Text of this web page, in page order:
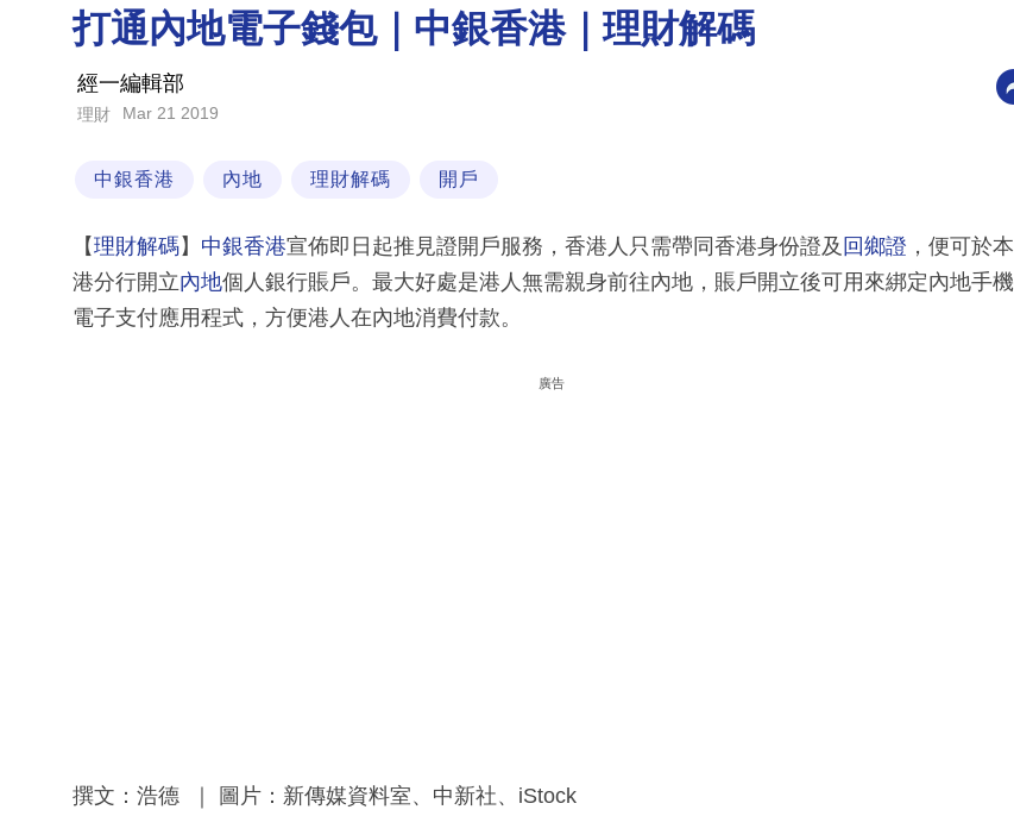
打通內地電子錢包｜中銀香港｜理財解碼
經一編輯部
理財 Mar 21 2019
中銀香港 內地 理財解碼 開戶
【理財解碼】 中銀香港宣佈即日起推見證開戶服務，香港人只需帶同香港身份證及 回鄉證 ，便可於本
港分行開立內地個人銀行賬戶。最大好處是港人無需親身前往內地，賬戶開立後可用來綁定內地手機
電子支付應用程式，方便港人在內地消費付款。
廣告
撰文：浩德 ｜ 圖片：新傳媒資料室、中新社、iStock